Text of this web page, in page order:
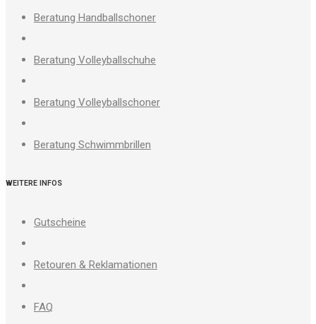
Beratung Handballschoner
Beratung Volleyballschuhe
Beratung Volleyballschoner
Beratung Schwimmbrillen
WEITERE INFOS
Gutscheine
Retouren & Reklamationen
FAQ